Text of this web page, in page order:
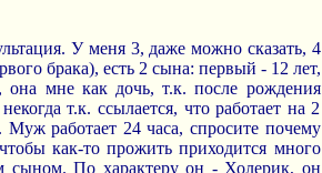
У меня 3, даже можно сказать, 4
брака), есть 2 сына: первый - 12 лет,
мне как дочь, т.к. после рождения
т.к. ссылается, что работает на 2
работает 24 часа, спросите почему
как-то прожить приходится много
сыном. По характеру он - Холерик, он